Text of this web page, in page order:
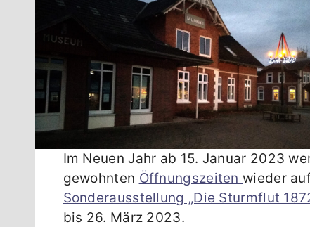
Im Neuen Jahr ab 15. Januar 2023
gewohnten Öffnungszeitenwieder
Sonderausstellung „Die Sturmflut
bis 26. März 2023.